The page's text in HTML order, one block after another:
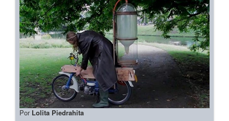
Por Lolita Piedrahita